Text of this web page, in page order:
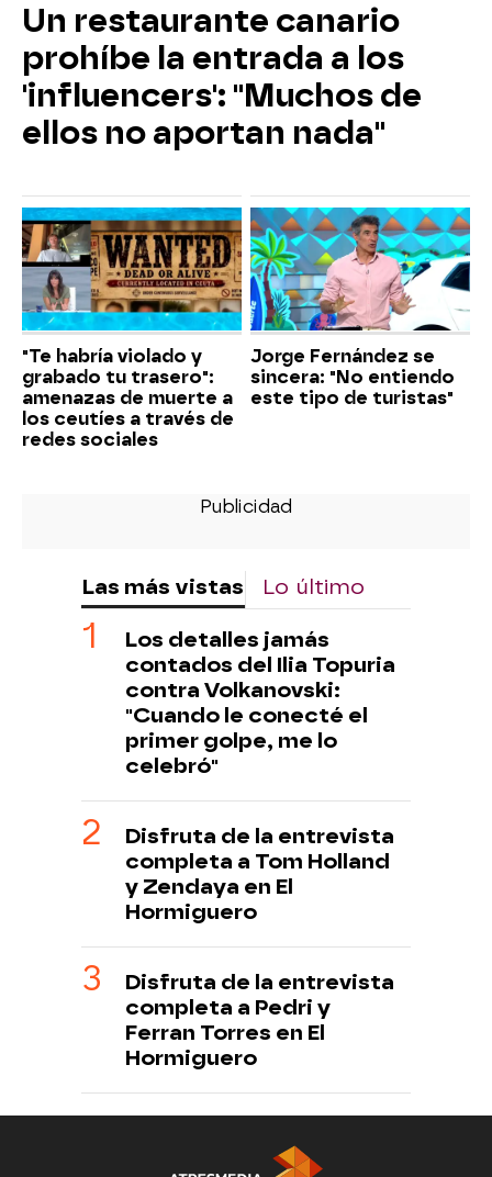
Un restaurante canario
prohíbe la entrada a los
'influencers': "Muchos de
ellos no aportan nada"
"Te habría violado y
grabado tu trasero":
amenazas de muerte a
los ceutíes a través de
redes sociales
Jorge Fernández se
sincera: "No entiendo
este tipo de turistas"
Las más vistas Lo último
Los detalles jamás
contados del Ilia Topuria
contra Volkanovski:
"Cuando le conecté el
primer golpe, me lo
celebró"
Disfruta de la entrevista
completa a Tom Holland
y Zendaya en El
Hormiguero
Disfruta de la entrevista
completa a Pedri y
Ferran Torres en El
Hormiguero